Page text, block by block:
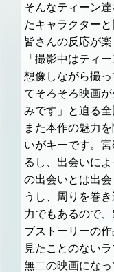
そんなティーン
たキャラクター
皆さんの反応が
「撮影中はティ
想像しながら撮
てそろそろ映画
みです」と迫る全
また本作の魅力
いがキーです。
るし、出会いに
の出会いとは出
うし、周りを巻
力でもあるので
ブストーリーの
見たことのない
無二の映画にな